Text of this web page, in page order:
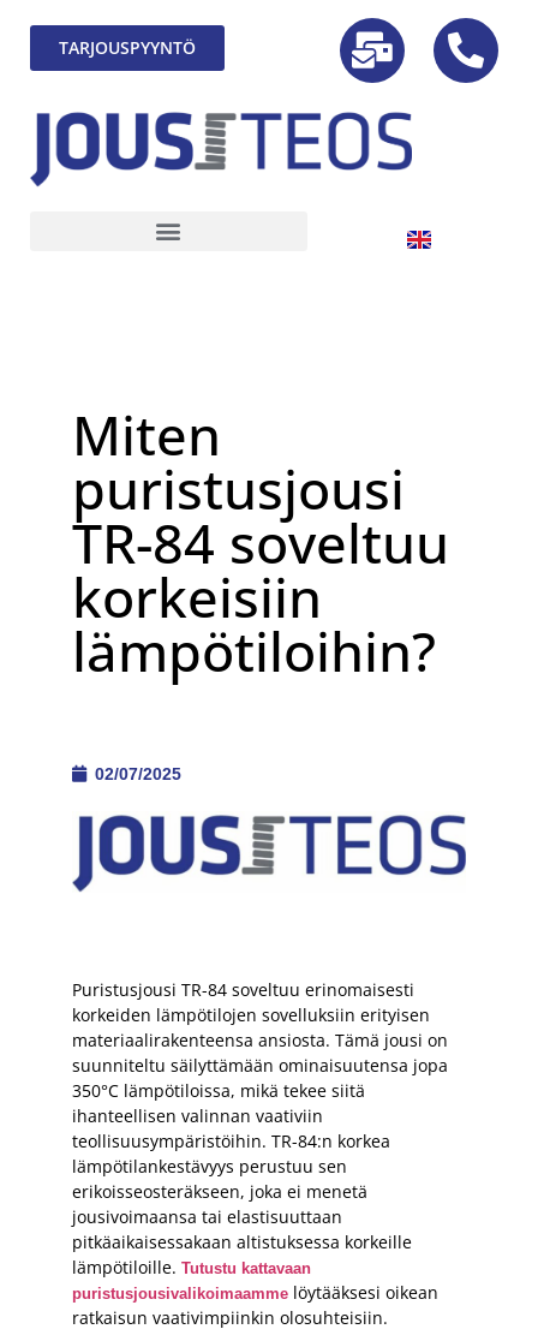
TARJOUSPYYNTÖ
Miten
puristusjousi
TR-84 soveltuu
korkeisiin
lämpötiloihin?
02/07/2025
Puristusjousi TR-84 soveltuu erinomaisesti
korkeiden lämpötilojen sovelluksiin erityisen
materiaalirakenteensa ansiosta. Tämä jousi on
suunniteltu säilyttämään ominaisuutensa jopa
350°C lämpötiloissa, mikä tekee siitä
ihanteellisen valinnan vaativiin
teollisuusympäristöihin. TR-84:n korkea
lämpötilankestävyys perustuu sen
erikoisseosteräkseen, joka ei menetä
jousivoimaansa tai elastisuuttaan
pitkäaikaisessakaan altistuksessa korkeille
lämpötiloille. Tutustu kattavaan
puristusjousivalikoimaamme löytääksesi oikean
ratkaisun vaativimpiinkin olosuhteisiin.